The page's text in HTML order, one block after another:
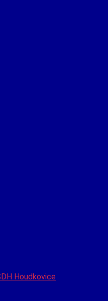
Houdkovice